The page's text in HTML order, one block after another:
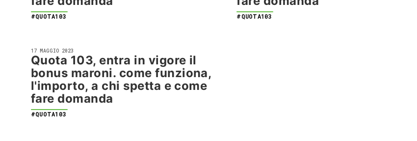
#QUOTA103 #QUOTA103
17 MAGGIO 2023
Quota 103, entra in vigore il
bonus maroni. come funziona,
l'importo, a chi spetta e come
fare domanda
#QUOTA103